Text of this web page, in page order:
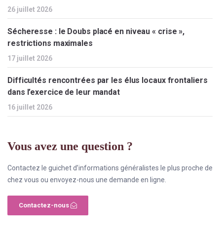
26 juillet 2026
Sécheresse : le Doubs placé en niveau « crise »,
restrictions maximales
17 juillet 2026
Difficultés rencontrées par les élus locaux frontaliers
dans l’exercice de leur mandat
16 juillet 2026
Vous avez une question ?
Contactez le guichet d’informations généralistes le plus proche de
chez vous ou envoyez-nous une demande en ligne.
Contactez-nous